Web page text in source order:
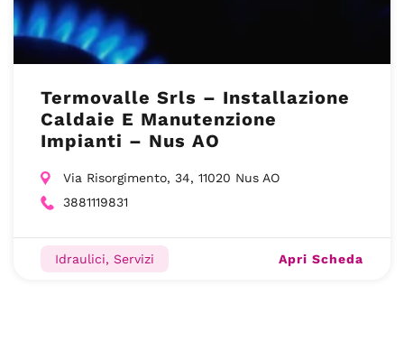
Termovalle Srls – Installazione
Caldaie E Manutenzione
Impianti – Nus AO
Via Risorgimento, 34, 11020 Nus AO
3881119831
Idraulici, Servizi Apri Scheda